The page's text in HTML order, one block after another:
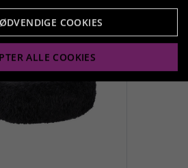
COOKIES
ALLE COOKIES